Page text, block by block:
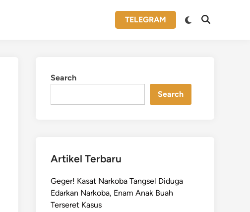
TELEGRAM
Switch
Open
Search
Search
Artikel Terbaru
Geger! Kasat Narkoba Tangsel Diduga
Edarkan Narkoba, Enam Anak Buah
Terseret Kasus